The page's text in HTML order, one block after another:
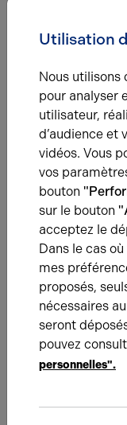
29.07.2026
Taxe foncière en
bailleur ou le
En bail commercial,
propriétaire mais
l'inventaire des
Une question ?
Prenez contact
accompagner
d’entreprise.
Je prends
Utilisation
Nous utilisons
pour analyser
utilisateur,
d’audience et
vidéos. Vous
vos
bouton
sur le bouton
acceptez le
Dans le cas
mes
proposés,
nécessaires
seront
pouvez
personnelles".